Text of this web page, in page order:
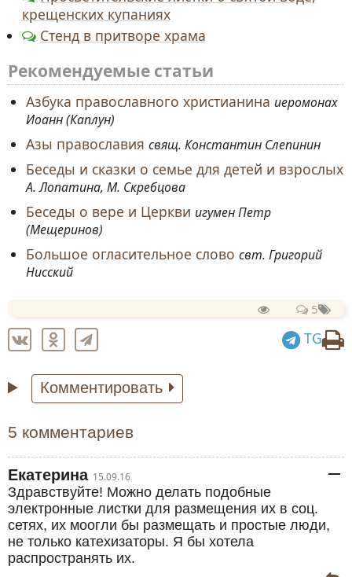
крещенских купаниях
Стенд в притворе храма
Рекомендуемые статьи
Азбука православного христианина иеромонах
Иоанн (Каплун)
Азы православия свящ. Константин Слепинин
Беседы и сказки о семье для детей и взрослых
А. Лопатина, М. Скребцова
Беседы о вере и Церкви игумен Петр
(Мещеринов)
Большое огласительное слово свт. Григорий
Нисский
5
TG
Комментировать
5 комментариев
Екатерина 15.09.16
Здравствуйте! Можно делать подобные
электронные листки для размещения их в соц.
сетях, их моогли бы размещать и простые люди,
не только катехизаторы. Я бы хотела
распространять их.